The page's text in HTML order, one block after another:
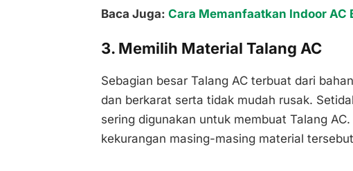
Baca Juga: Cara Memanfaatkan Indoor
3. Memilih Material Talang AC
Sebagian besar Talang AC terbuat dari
dan berkarat serta tidak mudah rusak.
sering digunakan untuk membuat Talang
kekurangan masing-masing material